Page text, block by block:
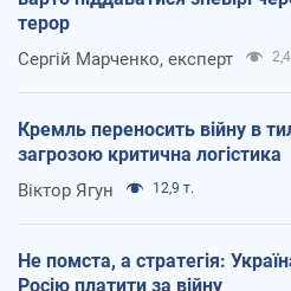
терор
Сергій Марченко, експерт 2,4
Кремль переносить війну в
загрозою критична логістика
Віктор Ягун 12,9 т.
Не помста, а стратегія:
Росію платити за війну